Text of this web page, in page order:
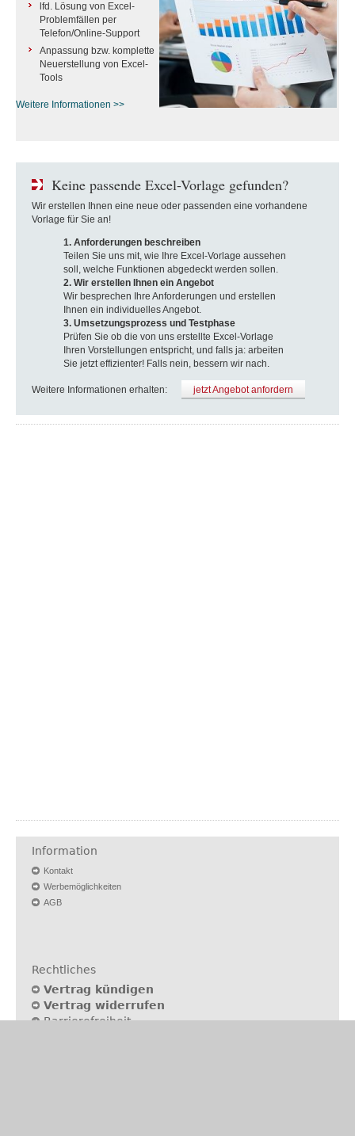
lfd. Lösung von Excel-
Problemfällen per
Telefon/Online-Support
Anpassung bzw. komplette
Neuerstellung von Excel-
Tools
Weitere Informationen >>
Keine passende Excel-Vorlage gefunden?
Wir erstellen Ihnen eine neue oder passenden eine vorhandene
Vorlage für Sie an!
1. Anforderungen beschreiben
Teilen Sie uns mit, wie Ihre Excel-Vorlage aussehen
soll, welche Funktionen abgedeckt werden sollen.
2. Wir erstellen Ihnen ein Angebot
Wir besprechen Ihre Anforderungen und erstellen
Ihnen ein individuelles Angebot.
3. Umsetzungsprozess und Testphase
Prüfen Sie ob die von uns erstellte Excel-Vorlage
Ihren Vorstellungen entspricht, und falls ja: arbeiten
Sie jetzt effizienter! Falls nein, bessern wir nach.
Weitere Informationen erhalten: jetzt Angebot anfordern
Information
Kontakt
Werbemöglichkeiten
AGB
Rechtliches
Vertrag kündigen
Vertrag widerrufen
Barrierefreiheit